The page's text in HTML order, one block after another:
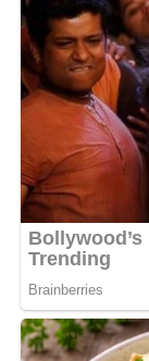
Die
Steaks in die
und mit
Die
Steaks
nehmen und
Serviere die
Abonniere